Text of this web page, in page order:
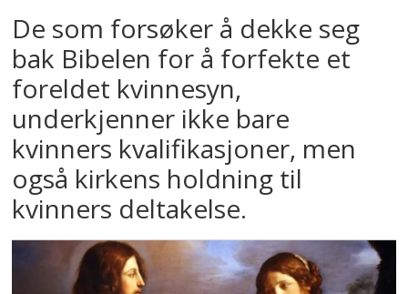
De som forsøker å dekke seg
bak Bibelen for å forfekte et
foreldet kvinnesyn,
underkjenner ikke bare
kvinners kvalifikasjoner, men
også kirkens holdning til
kvinners deltakelse.